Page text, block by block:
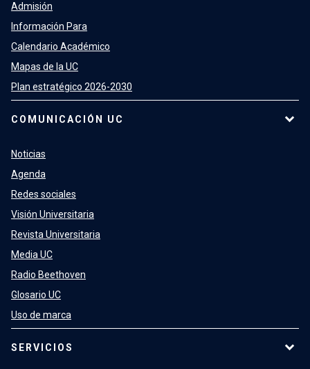
Admisión
Información Para
Calendario Académico
Mapas de la UC
Plan estratégico 2026-2030
COMUNICACIÓN UC
Noticias
Agenda
Redes sociales
Visión Universitaria
Revista Universitaria
Media UC
Radio Beethoven
Glosario UC
Uso de marca
SERVICIOS